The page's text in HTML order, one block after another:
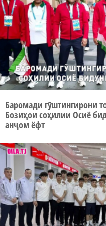
Баромади гӯштингирони
Бозиҳои соҳилии Осиё
анҷом ёфт